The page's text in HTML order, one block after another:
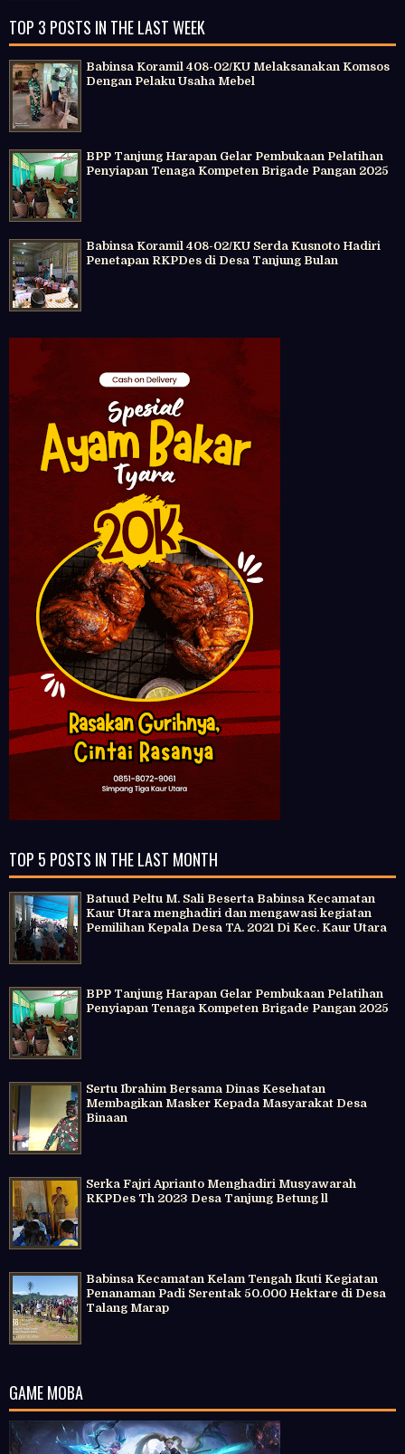
TOP 3 POSTS IN THE LAST WEEK
Babinsa Koramil 408-02/KU Melaksanakan Komsos
Dengan Pelaku Usaha Mebel
BPP Tanjung Harapan Gelar Pembukaan Pelatihan
Penyiapan Tenaga Kompeten Brigade Pangan 2025
Babinsa Koramil 408-02/KU Serda Kusnoto Hadiri
Penetapan RKPDes di Desa Tanjung Bulan
TOP 5 POSTS IN THE LAST MONTH
Batuud Peltu M. Sali Beserta Babinsa Kecamatan
Kaur Utara menghadiri dan mengawasi kegiatan
Pemilihan Kepala Desa TA. 2021 Di Kec. Kaur Utara
BPP Tanjung Harapan Gelar Pembukaan Pelatihan
Penyiapan Tenaga Kompeten Brigade Pangan 2025
Sertu Ibrahim Bersama Dinas Kesehatan
Membagikan Masker Kepada Masyarakat Desa
Binaan
Serka Fajri Aprianto Menghadiri Musyawarah
RKPDes Th 2023 Desa Tanjung Betung ll
Babinsa Kecamatan Kelam Tengah Ikuti Kegiatan
Penanaman Padi Serentak 50.000 Hektare di Desa
Talang Marap
GAME MOBA